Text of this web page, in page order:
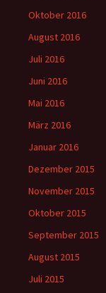
Oktober 2016
August 2016
Juli 2016
Juni 2016
Mai 2016
März 2016
Januar 2016
Dezember 2015
November 2015
Oktober 2015
September 2015
August 2015
Juli 2015